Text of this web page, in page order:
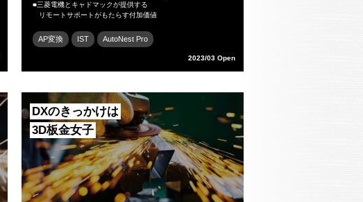
■三菱電機とキャドマックが提供する
リモートサポートがもたらす付加価値
AP変換 IST AutoNest Pro
2023/03 Open
DXのきっかけは
3D板金女子